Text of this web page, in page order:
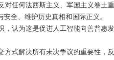
任何法西斯主义、军国主义卷土
全、维护历史真相和国际正义。
认为这是促进人工智能向善普惠
式解决所有未决争议的重要性，